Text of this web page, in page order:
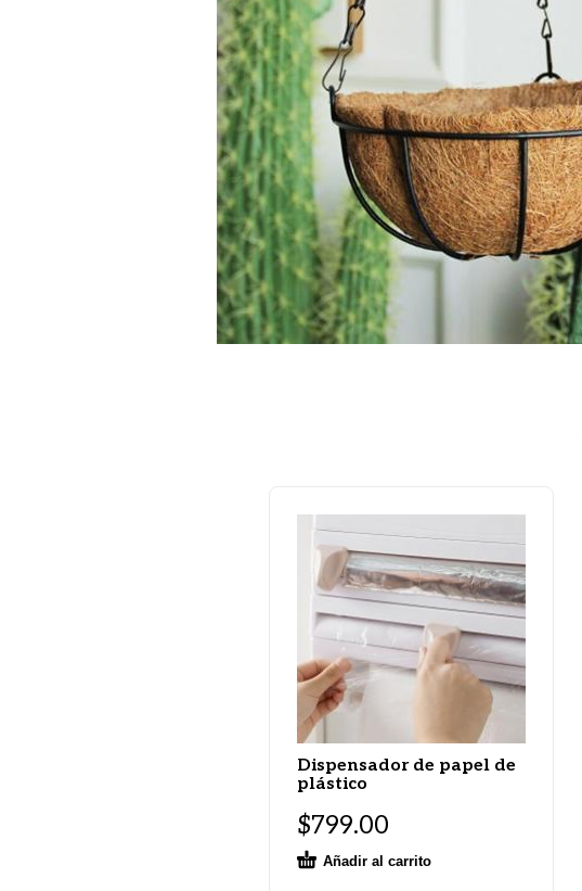
Dispensador de papel de
plástico
$799.00
Añadir al carrito